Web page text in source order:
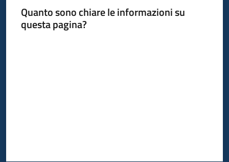
Quanto sono chiare le informazioni su
questa pagina?